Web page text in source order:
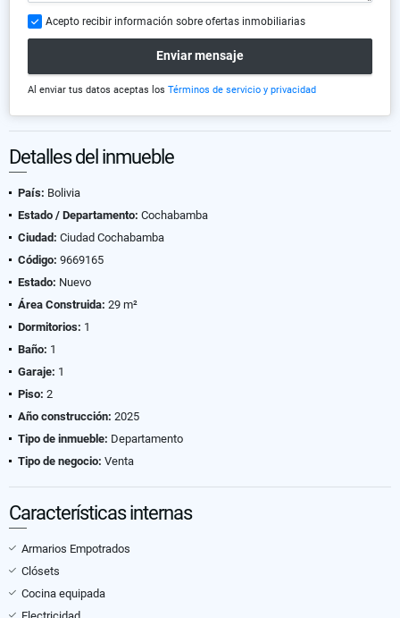
Acepto recibir información sobre ofertas inmobiliarias
Enviar mensaje
Al enviar tus datos aceptas los Términos de servicio y privacidad
Detalles del inmueble
País: Bolivia
Estado / Departamento: Cochabamba
Ciudad: Ciudad Cochabamba
Código: 9669165
Estado: Nuevo
Área Construida: 29 m²
Dormitorios: 1
Baño: 1
Garaje: 1
Piso: 2
Año construcción: 2025
Tipo de inmueble: Departamento
Tipo de negocio: Venta
Características internas
Armarios Empotrados
Clósets
Cocina equipada